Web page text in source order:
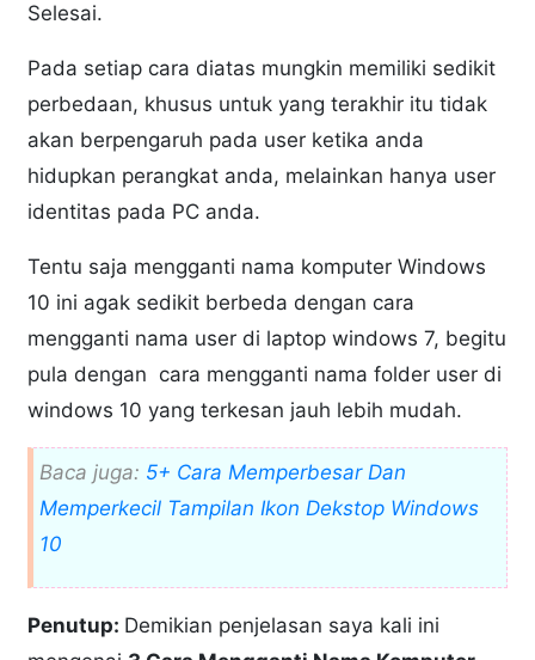
Selesai.
Pada setiap cara diatas mungkin memiliki sedikit
perbedaan, khusus untuk yang terakhir itu tidak
akan berpengaruh pada user ketika anda
hidupkan perangkat anda, melainkan hanya user
identitas pada PC anda.
Tentu saja mengganti nama komputer Windows
10 ini agak sedikit berbeda dengan cara
mengganti nama user di laptop windows 7, begitu
pula dengan cara mengganti nama folder user di
windows 10 yang terkesan jauh lebih mudah.
Baca juga: 5+ Cara Memperbesar Dan
Memperkecil Tampilan Ikon Dekstop Windows
10
Penutup: Demikian penjelasan saya kali ini